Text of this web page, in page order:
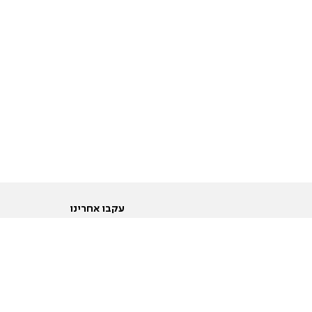
עקבו אחרינו